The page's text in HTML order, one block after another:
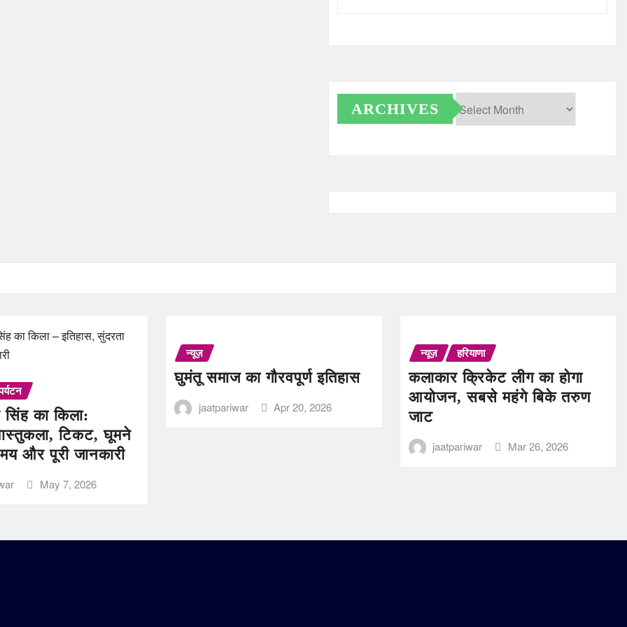
ARCHIVES
सिंह का किला:
टिकट, घूमने
और पूरी जानकारी
May 7, 2026
न्यूज़
घुमंतू समाज का गौरवपूर्ण इतिहास
jaatpariwar Apr 20, 2026
न्यूज़ हरियाणा
कलाकार क्रिकेट लीग का होगा
आयोजन, सबसे महंगे बिके तरुण
जाट
jaatpariwar Mar 26, 2026